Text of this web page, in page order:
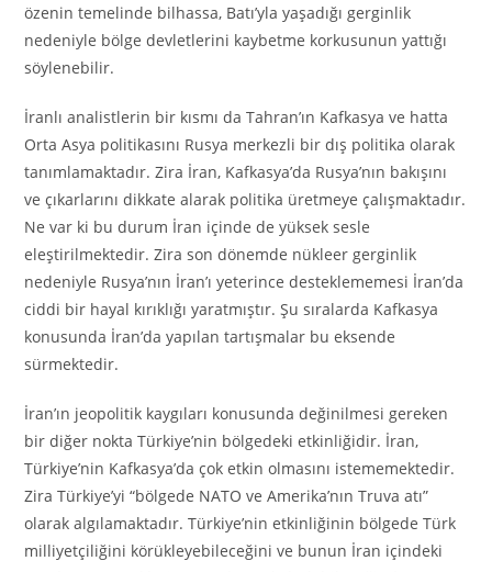
özenin temelinde bilhassa, Batı’yla yaşadığı gerginlik
nedeniyle bölge devletlerini kaybetme korkusunun yattığı
söylenebilir.
İranlı analistlerin bir kısmı da Tahran’ın Kafkasya ve hatta
Orta Asya politikasını Rusya merkezli bir dış politika olarak
tanımlamaktadır. Zira İran, Kafkasya’da Rusya’nın bakışını
ve çıkarlarını dikkate alarak politika üretmeye çalışmaktadır.
Ne var ki bu durum İran içinde de yüksek sesle
eleştirilmektedir. Zira son dönemde nükleer gerginlik
nedeniyle Rusya’nın İran’ı yeterince desteklememesi İran’da
ciddi bir hayal kırıklığı yaratmıştır. Şu sıralarda Kafkasya
konusunda İran’da yapılan tartışmalar bu eksende
sürmektedir.
İran’ın jeopolitik kaygıları konusunda değinilmesi gereken
bir diğer nokta Türkiye’nin bölgedeki etkinliğidir. İran,
Türkiye’nin Kafkasya’da çok etkin olmasını istememektedir.
Zira Türkiye’yi “bölgede NATO ve Amerika’nın Truva atı”
olarak algılamaktadır. Türkiye’nin etkinliğinin bölgede Türk
milliyetçiliğini körükleyebileceğini ve bunun İran içindeki